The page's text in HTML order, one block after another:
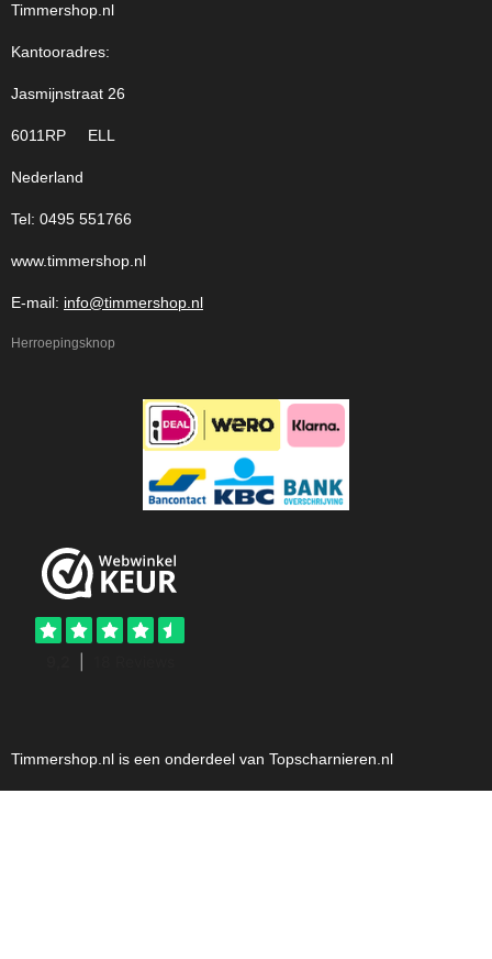
Timmershop.nl
Kantooradres:
Jasmijnstraat 26
6011RP ELL
Nederland
Tel: 0495 551766
www.timmershop.nl
E-mail: info@timmershop.nl
Herroepingsknop
Timmershop.nl is een onderdeel van Topscharnieren.nl